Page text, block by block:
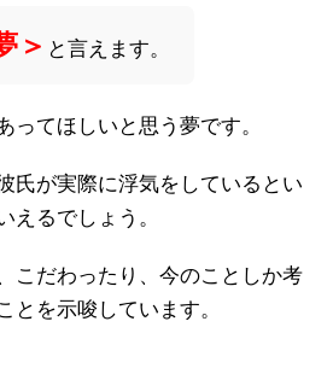
＞ と言えます。
ってほしいと思う夢です。
氏が実際に浮気をしているとい
えるでしょう。
こだわったり、今のことしか考
とを示唆しています。